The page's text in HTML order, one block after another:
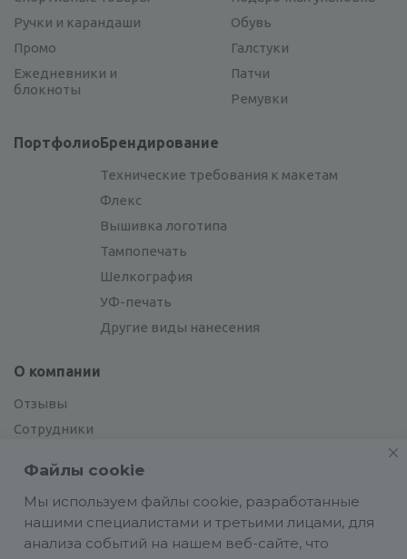
Ручки и карандаши
Промо
Ежедневники и
блокноты
Обувь
Галстуки
Патчи
Ремувки
ПортфолиоБрендирование
Технические требования к макетам
Флекс
Вышивка логотипа
Тампопечать
Шелкография
УФ-печать
Другие виды нанесения
О компании
Отзывы
Сотрудники
Вакансии
Файлы cookie
Мы используем файлы cookie, разработанные
нашими специалистами и третьими лицами, для
анализа событий на нашем веб-сайте, что